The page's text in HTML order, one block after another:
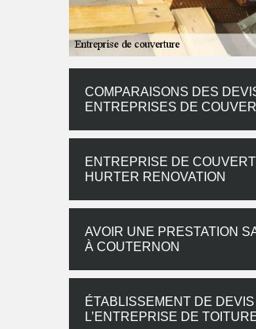
COMPARAISONS DES
ENTREPRISES DE
ENTREPRISE DE
HURTER RENOVATION
AVOIR UNE PRESTATION
À COUTERNON
ÉTABLISSEMENT DE
L’ENTREPRISE DE